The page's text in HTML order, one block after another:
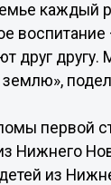
каждый
друг
первой
Нижнего
из